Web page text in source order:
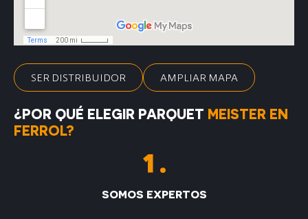
SER DISTRIBUIDOR AMPLIAR MAPA
¿POR QUÉ ELEGIR PARQUET MEISTER EN
FERROL?
SOMOS EXPERTOS